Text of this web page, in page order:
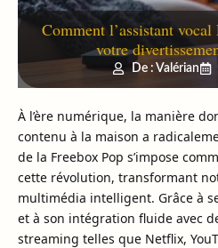
Comment l’assistant
votre
De : Valérian
À l’ère numérique, la manière
contenu à la maison a
de la Freebox Pop s’impose
cette révolution, transformant
multimédia intelligent. Grâce à
et à son intégration fluide avec
streaming telles que Netflix,